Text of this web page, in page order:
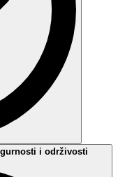
DEKRA nudi
i performansi baterija
i održivosti